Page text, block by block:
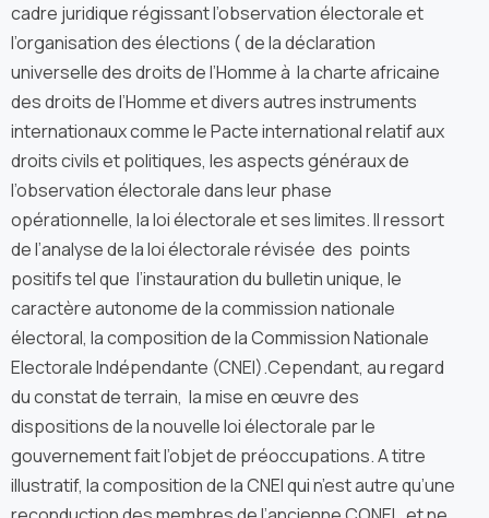
cadre juridique régissant l’observation électorale et
l’organisation des élections ( de la déclaration
universelle des droits de l’Homme à la charte africaine
des droits de l’Homme et divers autres instruments
internationaux comme le Pacte international relatif aux
droits civils et politiques, les aspects généraux de
l’observation électorale dans leur phase
opérationnelle, la loi électorale et ses limites. Il ressort
de l’analyse de la loi électorale révisée des points
positifs tel que l’instauration du bulletin unique, le
caractère autonome de la commission nationale
électoral, la composition de la Commission Nationale
Electorale Indépendante (CNEI).Cependant, au regard
du constat de terrain, la mise en œuvre des
dispositions de la nouvelle loi électorale par le
gouvernement fait l’objet de préoccupations. A titre
illustratif, la composition de la CNEI qui n’est autre qu’une